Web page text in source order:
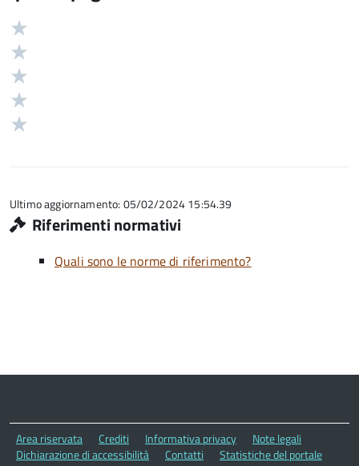
Valutazione
5
Ultimo aggiornamento: 05/02/2024 15:54.39
Riferimenti normativi
Quali sono le norme di riferimento?
Area riservata Crediti Informativa privacy
Note legali
Dichiarazione di accessibilità
Contatti
Statistiche del portale